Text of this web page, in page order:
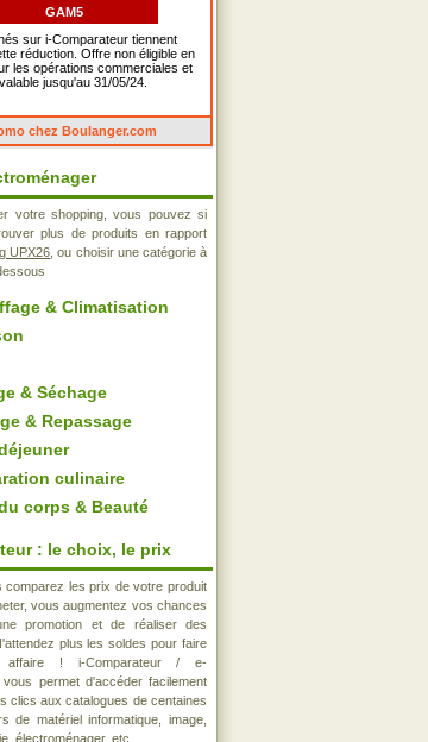
GAM5
sur i-Comparateur tiennent
réduction. Offre non éligible en
les opérations commerciales et
jusqu'au 31/05/24.
chez Boulanger.com
votre shopping, vous pouvez si
plus de produits en rapport
UPX26 , ou choisir une catégorie à
& Climatisation
& Séchage
& Repassage
culinaire
corps & Beauté
: le choix, le prix
comparez les prix de votre produit
vous augmentez vos chances
promotion et de réaliser des
plus les soldes pour faire
affaire ! i-Comparateur / e-
vous permet d'accéder facilement
clics aux catalogues de centaines
de matériel informatique, image,
électroménager, etc..